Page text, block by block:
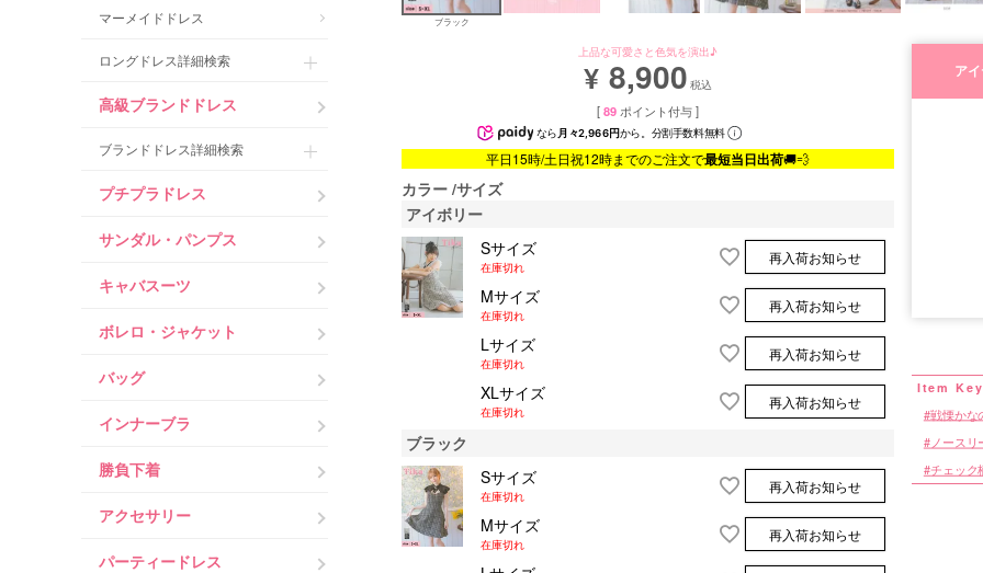
マーメイドドレス
ロングドレス詳細検索
高級ブランドドレス
ブランドドレス詳細検索
プチプラドレス
サンダル・パンプス
キャバスーツ
ボレロ・ジャケット
バッグ
インナーブラ
勝負下着
アクセサリー
パーティードレス
ブラック
上品な可愛さと色気を演出♪
¥ 8,900 税込
[89 ポイント付与 ]
なら 月々2,966円から。分割手数料無料
平日15時/土日祝12時までのご注文で最短当日出荷🚚💨
カラー サイズ
アイボリー
Sサイズ
在庫切れ
再入荷お知らせ
Mサイズ
在庫切れ
再入荷お知らせ
Lサイズ
在庫切れ
再入荷お知らせ
XLサイズ
在庫切れ
再入荷お知らせ
ブラック
Sサイズ
在庫切れ
再入荷お知らせ
Mサイズ
在庫切れ
再入荷お知らせ
ア
戦慄かな
ノース
チェック